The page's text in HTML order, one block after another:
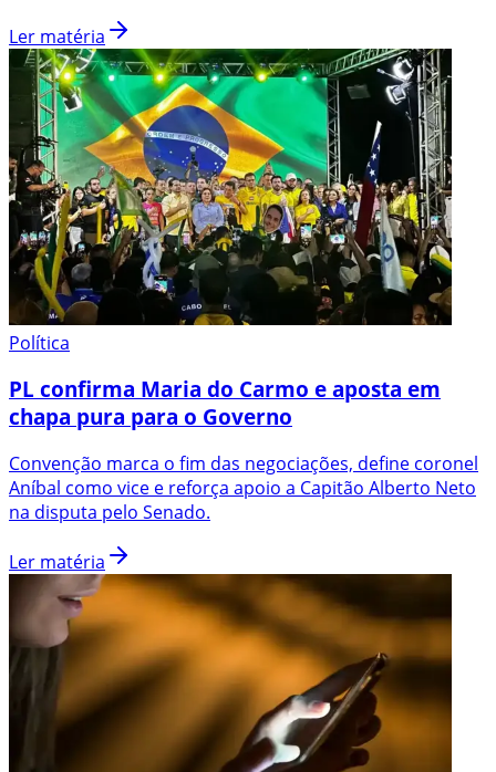
Ler matéria
Política
PL confirma Maria do Carmo e aposta em
chapa pura para o Governo
Convenção marca o fim das negociações, define coronel
Aníbal como vice e reforça apoio a Capitão Alberto Neto
na disputa pelo Senado.
Ler matéria